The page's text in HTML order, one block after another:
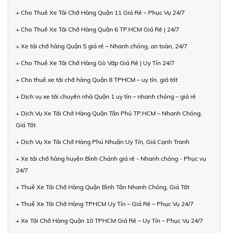
+ Cho Thuê Xe Tải Chở Hàng Quận 11 Giá Rẻ – Phục Vụ 24/7
+ Cho Thuê Xe Tải Chở Hàng Quận 6 TP.HCM Giá Rẻ | 24/7
+ Xe tải chở hàng Quận 5 giá rẻ – Nhanh chóng, an toàn, 24/7
+ Cho Thuê Xe Tải Chở Hàng Gò Vấp Giá Rẻ | Uy Tín 24/7
+ Cho thuê xe tải chở hàng Quận 8 TPHCM – uy tín, giá tốt
+ Dịch vụ xe tải chuyển nhà Quận 1 uy tín – nhanh chóng – giá rẻ
+ Dịch Vụ Xe Tải Chở Hàng Quận Tân Phú TP.HCM – Nhanh Chóng,
Giá Tốt
+ Dịch Vụ Xe Tải Chở Hàng Phú Nhuận Uy Tín, Giá Cạnh Tranh
+ Xe tải chở hàng huyện Bình Chánh giá rẻ - Nhanh chóng - Phục vụ
24/7
+ Thuê Xe Tải Chở Hàng Quận Bình Tân Nhanh Chóng, Giá Tốt
+ Thuê Xe Tải Chở Hàng TPHCM Uy Tín – Giá Rẻ – Phục Vụ 24/7
+ Xe Tải Chở Hàng Quận 10 TPHCM Giá Rẻ – Uy Tín – Phục Vụ 24/7